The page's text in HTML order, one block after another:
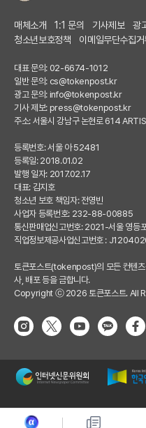
매체소개 1:1 문의 기사제보 광
청소년보호정책
이메일무단수집거
대표 문의: 02-6674-1012
일반 문의: cs@tokenpost.kr
광고 문의: info@tokenpost.kr
기사 제보: press@tokenpost.kr
주소: 서울시 강남구 논현로 614
등록번호: 서울 아 52481
등록일: 2018.01.02
발행 일자: 2017.02.17
대표: 김지호
청소년 보호 책임자: 전영빈
사업자 등록번호: 232-88-00885
통신판매업신고번호: 2021-서울 영등
직업정보제공사업신고번호 :
토큰포스트(tokenpost)의 모든 컨텐츠
사, 배포 등을 금합니다.
Copyright ⓒ 2026 토큰포스트. All